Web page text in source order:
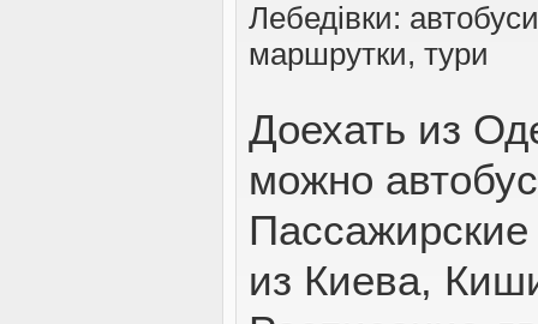
Лебедівки:
маршрутки, тури
Доехать из
можно
из Киева,